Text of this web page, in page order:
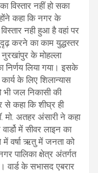
विस्तार नहीं हो सका
कहा कि नगर के
नही हुआ है वहां पर
करने का काम युद्धस्तर
नुरखांपुर के मोहल्ला
निर्णय लिया गया। इसके
के लिए शिलान्यास
भी जल निकासी की
से कहा कि शीघ्र ही
मो. अतहर अंसारी ने कहा
में सीवर लाइन का
में वर्षा ऋतु में जनता को
पालिका क्षेत्र अंतर्गत
वार्ड के सभासद एबरार